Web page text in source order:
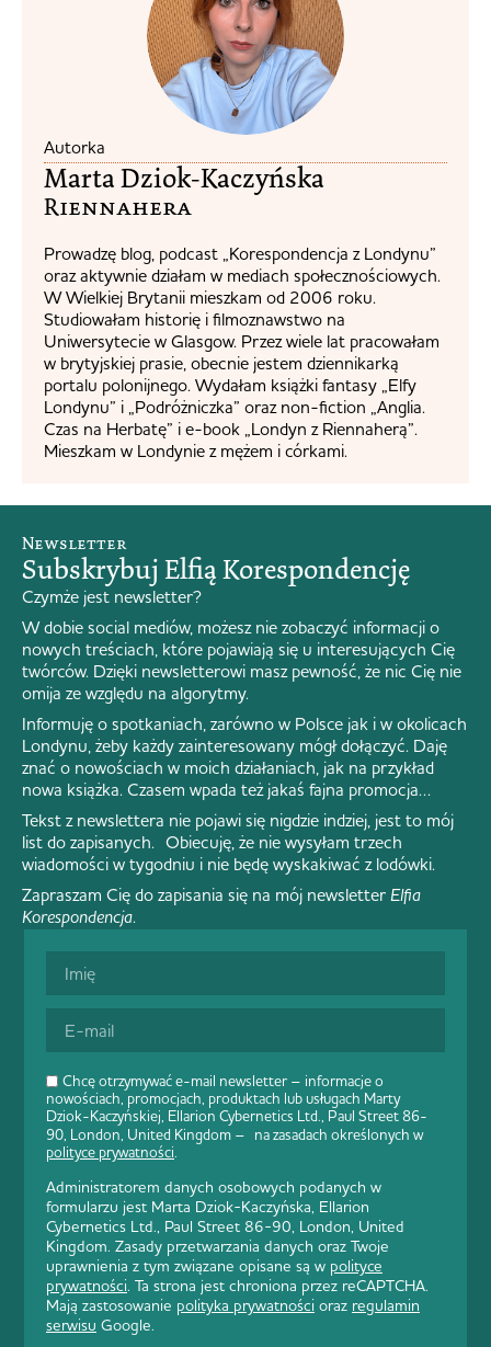
Autorka
Marta Dziok-Kaczyńska
Riennahera​
Prowadzę blog, podcast „Korespondencja z Londynu”
oraz aktywnie działam w mediach społecznościowych.
W Wielkiej Brytanii mieszkam od 2006 roku.
Studiowałam historię i filmoznawstwo na
Uniwersytecie w Glasgow. Przez wiele lat pracowałam
w brytyjskiej prasie, obecnie jestem dziennikarką
portalu polonijnego. Wydałam książki fantasy „Elfy
Londynu” i „Podróżniczka” oraz non-fiction „Anglia.
Czas na Herbatę” i e-book „Londyn z Riennaherą”.
Mieszkam w Londynie z mężem i córkami.
Chcę otrzymywać e-mail newsletter – informacje o
nowościach, promocjach, produktach lub usługach Marty
Dziok-Kaczyńskiej, Ellarion Cybernetics Ltd., Paul Street 86-
90, London, United Kingdom – na zasadach określonych w
polityce prywatności.
Administratorem danych osobowych podanych w
formularzu jest Marta Dziok-Kaczyńska, Ellarion
Cybernetics Ltd., Paul Street 86-90, London, United
Kingdom. Zasady przetwarzania danych oraz Twoje
uprawnienia z tym związane opisane są w polityce
prywatności. Ta strona jest chroniona przez reCAPTCHA.
Mają zastosowanie polityka prywatności oraz regulamin
serwisu Google.
Newsletter
Subskrybuj Elfią Korespondencję
Czymże jest newsletter?
W dobie social mediów, możesz nie zobaczyć informacji o
nowych treściach, które pojawiają się u interesujących Cię
twórców. Dzięki newsletterowi masz pewność, że nic Cię nie
omija ze względu na algorytmy.
Informuję o spotkaniach, zarówno w Polsce jak i w okolicach
Londynu, żeby każdy zainteresowany mógł dołączyć. Daję
znać o nowościach w moich działaniach, jak na przykład
nowa książka. Czasem wpada też jakaś fajna promocja…
Tekst z newslettera nie pojawi się nigdzie indziej, jest to mój
list do zapisanych. Obiecuję, że nie wysyłam trzech
wiadomości w tygodniu i nie będę wyskakiwać z lodówki.
Zapraszam Cię do zapisania się na mój newsletter Elfia
Korespondencja.